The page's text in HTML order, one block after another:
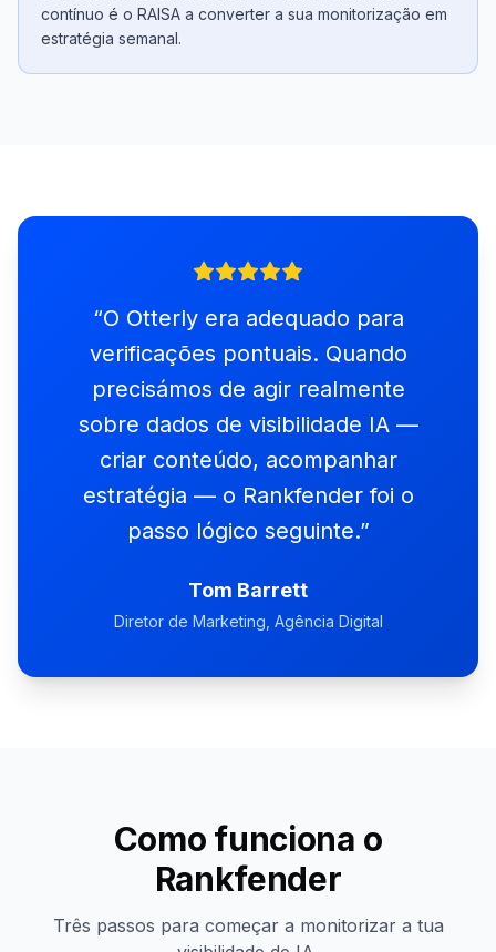
contínuo é o RAISA a converter a sua monitorização em
estratégia semanal.
“O Otterly era adequado para
verificações pontuais. Quando
precisámos de agir realmente
sobre dados de visibilidade IA —
criar conteúdo, acompanhar
estratégia — o Rankfender foi o
passo lógico seguinte.”
Tom Barrett
Diretor de Marketing, Agência Digital
Como funciona o
Rankfender
Três passos para começar a monitorizar a tua